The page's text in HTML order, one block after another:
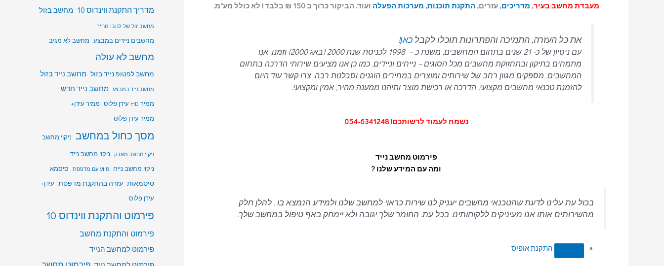
מעבדת מחשב בעיר, מדריכים, עזרים, התקנת תוכנות, מערכות הפעלה ועוד. הביקור כרוך ב 150 ₪ בלבד ! לא כולל מע"מ.
את כל העזרה, התמיכה והפתרונות תוכלו לקבלכאן!
עם ניסיון של כ- 21 שנים בתחום המחשבים, משנת כ – 1998 לכניסת שנת 2000 (באג 2000) וזמנו. אנו
מתמחים בתיקון ובתחזוקת מחשבים מכל הסוגים – נייחים וניידים. כמו כן אנו מציעים שירותי הדרכה בתחום
המחשבים. מספקים מגוון רחב של שירותים ומוצרים במחירים הוגנים וסבלנות רבה. צרו קשר עוד היום
להזמנת טכנאי מחשבים מקצועי, הדרכה או רכישת מוצר ותיהנו ממענה מהיר, אמין ומקצועי.
נשמח לעמוד לרשותכם! 054-6341248
פירמוט מחשב נייד
ומה עם המידע שלנו ?
בכול עת עלינו לדעת שהטכנאי מחשבים יעניק לנו שירות כראוי למחשב שלנו ולמידע הנמצא בו . להלן חלק
מהשירותים אותו אנו מעיניקים ללקוחותינו. בכל עת. החומר שלך יגובה ולא יימחק באף טיפול במחשב שלך.
התקנת אופיס
מדריך התקנת ווינדוס 10 מחשב בזול
מחשב זול של לנובו מחיר
מחשבים ניידים במבצע מחשב לא מגיב
מחשב לא עולה
מחשב לפטופ נייד בזול מחשב נייד בזול
מחשב נייד במבצע מחשב נייד חדש
ממיר HD עידן פלוס
ממיר עידן+
ממיר עידן פלוס
מסך כחול במחשב ניקוי מחשב
ניקוי מחשב מאבק
ניקוי מחשב נייד
ניקוי מחשב נייח סיוע עם מדפסת סיסמא
סיסמאות עזרה בהתקנת מדפסת עידן+
עידן פלוס
פירמוט והתקנת ווינדוס 10
פירמוט והתקנת מחשב
פירמוט למחשב הנייד